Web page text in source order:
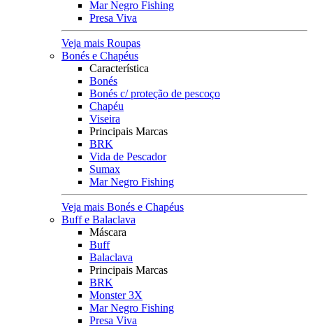
Mar Negro Fishing
Presa Viva
Veja mais Roupas
Bonés e Chapéus
Característica
Bonés
Bonés c/ proteção de pescoço
Chapéu
Viseira
Principais Marcas
BRK
Vida de Pescador
Sumax
Mar Negro Fishing
Veja mais Bonés e Chapéus
Buff e Balaclava
Máscara
Buff
Balaclava
Principais Marcas
BRK
Monster 3X
Mar Negro Fishing
Presa Viva